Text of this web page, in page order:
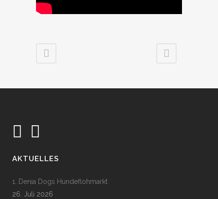
AKTUELLES
1. Denia Dogs Hundeflohmarkt
26. Juli 2026